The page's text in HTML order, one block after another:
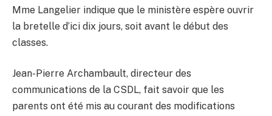
Mme Langelier indique que le ministère espère ouvrir
la bretelle d’ici dix jours, soit avant le début des
classes.
Jean-Pierre Archambault, directeur des
communications de la CSDL, fait savoir que les
parents ont été mis au courant des modifications